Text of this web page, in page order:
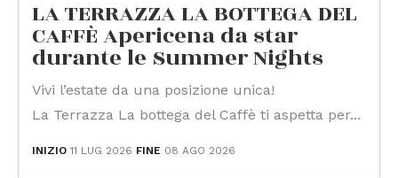
LA TERRAZZA LA BOTTEGA DEL
CAFFÈ Apericena da star
durante le Summer Nights
Vivi l’estate da una posizione unica!
La Terrazza La bottega del Caffè ti aspetta per...
INIZIO 11 LUG 2026 FINE 08 AGO 2026